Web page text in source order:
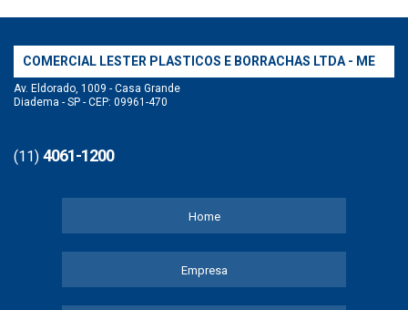
COMERCIAL LESTER PLASTICOS E BORRACHAS LTDA - ME
Av. Eldorado, 1009 - Casa Grande
Diadema - SP - CEP: 09961-470
(11) 4061-1200
Home
Empresa